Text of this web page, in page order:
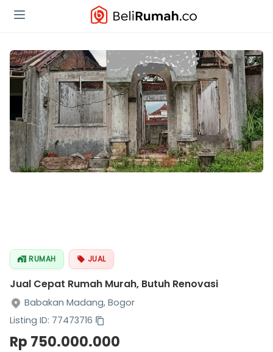
RUMAH JUAL
Jual Cepat Rumah Murah, Butuh Renovasi
Babakan Madang, Bogor
Listing ID: 77473716
Rp 750.000.000